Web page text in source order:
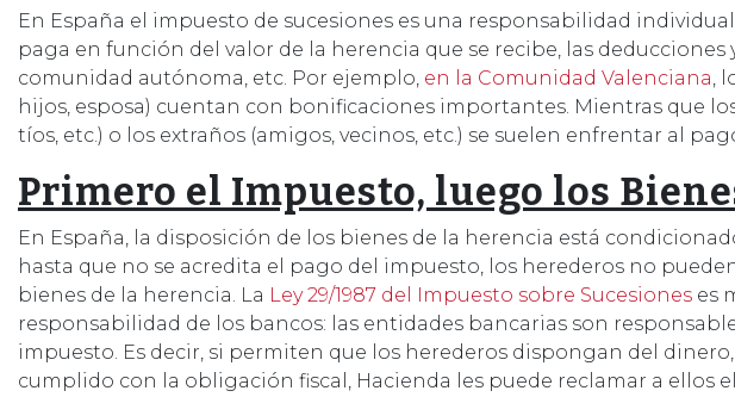
En España el impuesto de sucesiones es una responsabilidad individual
paga en función del valor de la herencia que se recibe, las
comunidad autónoma, etc. Por ejemplo, en la Comunidad Valenciana,
hijos, esposa) cuentan con bonificaciones importantes. Mientras que
tíos, etc.) o los extraños (amigos, vecinos, etc.) se suelen enfrentar al
Primero el Impuesto, luego los
En España, la disposición de los bienes de la herencia está
hasta que no se acredita el pago del impuesto, los herederos no
bienes de la herencia. La Ley 29/1987 del Impuesto sobre Sucesiones es
responsabilidad de los bancos: las entidades bancarias son
impuesto. Es decir, si permiten que los herederos dispongan del
cumplido con la obligación fiscal, Hacienda les puede reclamar a ellos